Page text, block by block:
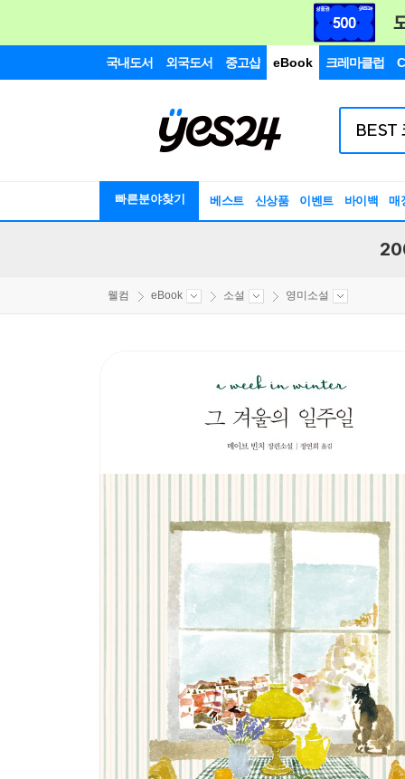
국내도서 외국도서 중고샵 eBook 크레마클럽
빠른분야찾기 베스트 신상품 이벤트 바이백 매
웰컴 eBook 소설 영미소설